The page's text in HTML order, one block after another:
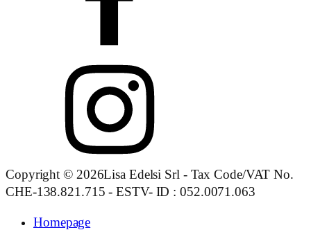
Copyright © 2026Lisa Edelsi Srl - Tax Code/VAT No.
CHE-138.821.715 - ESTV- ID : 052.0071.063
Homepage